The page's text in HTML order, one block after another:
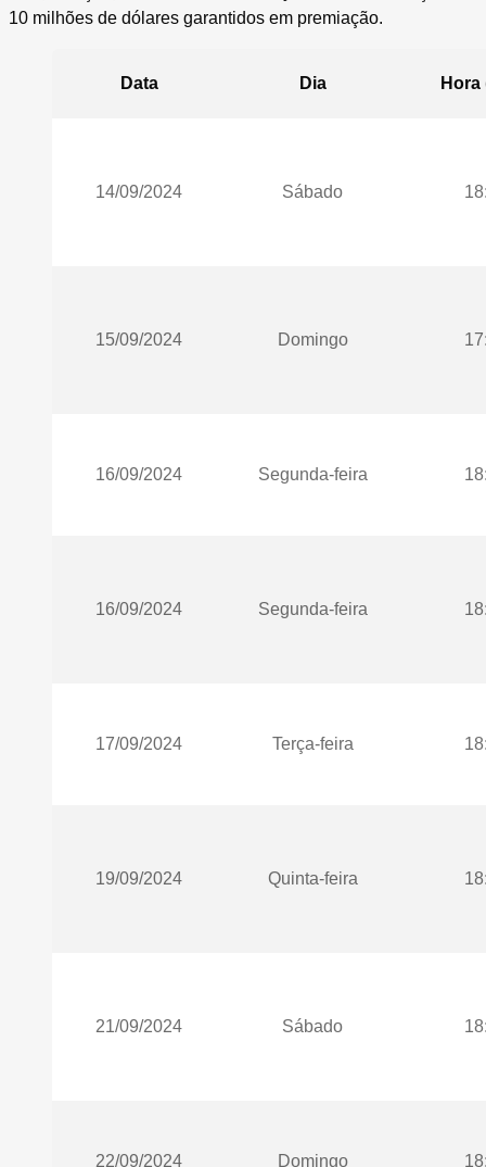
10 milhões de dólares garantidos em premiação.
Data Dia Hora
14/09/2024 Sábado
15/09/2024 Domingo
16/09/2024 Segunda-feira
16/09/2024 Segunda-feira
17/09/2024 Terça-feira
19/09/2024 Quinta-feira
21/09/2024 Sábado
22/09/2024 Domingo